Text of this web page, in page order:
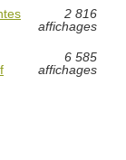
2 816
affichages
6 585
affichages